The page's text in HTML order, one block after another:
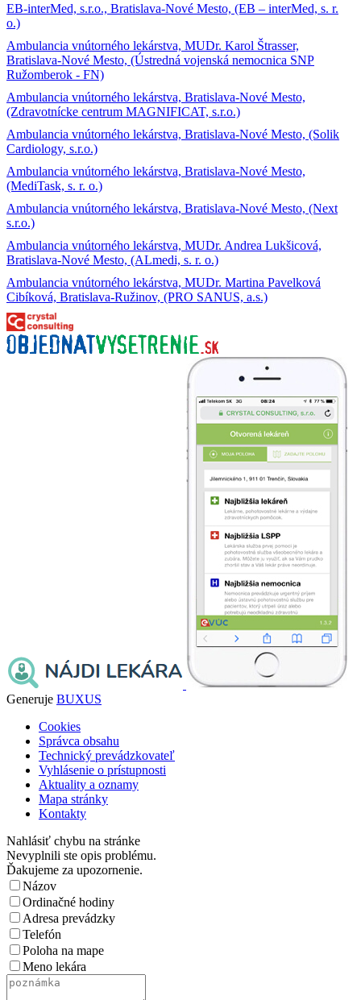
EB-interMed, s.r.o., Bratislava-Nové Mesto, (EB – interMed, s. r.
o.)
Ambulancia vnútorného lekárstva, MUDr. Karol Štrasser,
Bratislava-Nové Mesto, (Ústredná vojenská nemocnica SNP
Ružomberok - FN)
Ambulancia vnútorného lekárstva, Bratislava-Nové Mesto,
(Zdravotnícke centrum MAGNIFICAT, s.r.o.)
Ambulancia vnútorného lekárstva, Bratislava-Nové Mesto, (Solik
Cardiology, s.r.o.)
Ambulancia vnútorného lekárstva, Bratislava-Nové Mesto,
(MediTask, s. r. o.)
Ambulancia vnútorného lekárstva, Bratislava-Nové Mesto, (Next
s.r.o.)
Ambulancia vnútorného lekárstva, MUDr. Andrea Lukšicová,
Bratislava-Nové Mesto, (ALmedi, s. r. o.)
Ambulancia vnútorného lekárstva, MUDr. Martina Pavelková
Cibíková, Bratislava-Ružinov, (PRO SANUS, a.s.)
Generuje BUXUS
Cookies
Správca obsahu
Technický prevádzkovateľ
Vyhlásenie o prístupnosti
Aktuality a oznamy
Mapa stránky
Kontakty
Nahlásiť chybu na stránke
Nevyplnili ste opis problému.
Ďakujeme za upozornenie.
Názov
Ordinačné hodiny
Adresa prevádzky
Telefón
Poloha na mape
Meno lekára